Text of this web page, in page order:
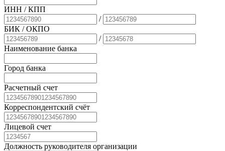
ИНН / КПП
/
БИК / ОКПО
/
Наименование банка
Город банка
Расчетный счет
Корреспондентский счёт
Лицевой счет
Должность руководителя организации